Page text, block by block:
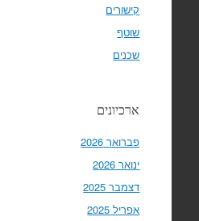
קישורים
שוטף
שכנים
ארכיונים
פברואר 2026
ינואר 2026
דצמבר 2025
אפריל 2025